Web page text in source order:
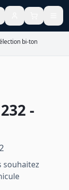
bi-ton
232 -
souhaitez